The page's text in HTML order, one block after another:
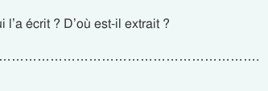
écrit ? D’où est-il extrait ?